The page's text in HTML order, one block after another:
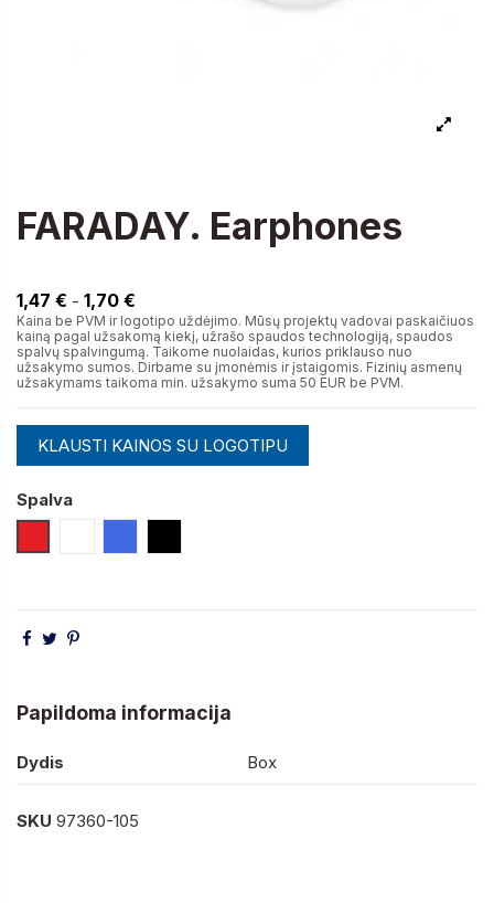
FARADAY. Earphones
1,47 € - 1,70 €
Kaina be PVM ir logotipo uždėjimo. Mūsų projektų vadovai paskaičiuos
kainą pagal užsakomą kiekį, užrašo spaudos technologiją, spaudos
spalvų spalvingumą. Taikome nuolaidas, kurios priklauso nuo
užsakymo sumos. Dirbame su įmonėmis ir įstaigomis. Fizinių asmenų
užsakymams taikoma min. užsakymo suma 50 EUR be PVM.
KLAUSTI KAINOS SU LOGOTIPU
Spalva
Papildoma informacija
Dydis Box
SKU 97360-105